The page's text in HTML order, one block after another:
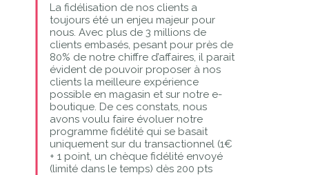
La fidélisation de nos clients a
toujours été un enjeu majeur pour
nous. Avec plus de 3 millions de
clients embasés, pesant pour près de
80% de notre chiffre d’affaires, il parait
évident de pouvoir proposer à nos
clients la meilleure expérience
possible en magasin et sur notre e-
boutique. De ces constats, nous
avons voulu faire évoluer notre
programme fidélité qui se basait
uniquement sur du transactionnel (1€
+ 1 point, un chèque fidélité envoyé
(limité dans le temps) dès 200 pts